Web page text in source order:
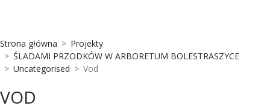
Strona główna
Projekty
ŚLADAMI PRZODKÓW W ARBORETUM BOLESTRASZYCE
Uncategorised
Vod
VOD